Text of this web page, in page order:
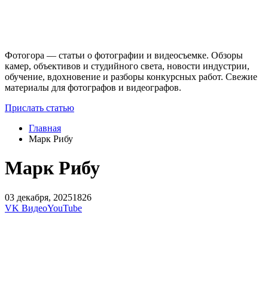
Фотогора — статьи о фотографии и видеосъемке. Обзоры
камер, объективов и студийного света, новости индустрии,
обучение, вдохновение и разборы конкурсных работ. Свежие
материалы для фотографов и видеографов.
Прислать статью
Главная
Марк Рибу
Марк Рибу
03 декабря, 20251826
VK ВидеоYouTube